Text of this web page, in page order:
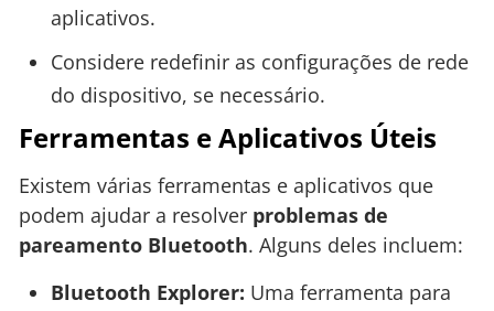
aplicativos.
Considere redefinir as configurações de rede
do dispositivo, se necessário.
Ferramentas e Aplicativos Úteis
Existem várias ferramentas e aplicativos que
podem ajudar a resolver problemas de
pareamento Bluetooth. Alguns deles incluem:
Bluetooth Explorer: Uma ferramenta para